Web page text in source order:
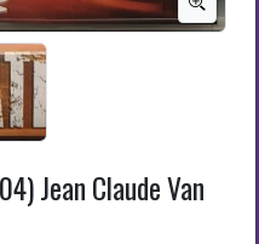
Jean Claude Van